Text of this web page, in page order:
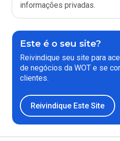
informações privadas.
Este é o seu site?
Reivindique seu site para
de negócios da WOT e se
clientes.
Reivindique Este Site